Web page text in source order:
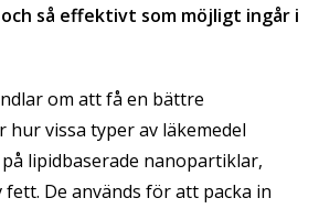
så effektivt som möjligt ingår i
om att få en bättre
vissa typer av läkemedel
lipidbaserade nanopartiklar,
De används för att packa in